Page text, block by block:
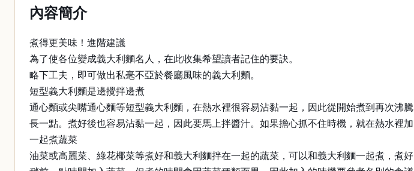
內容簡介
煮得更美味！進階建議
為了使各位變成義大利麵名人，在此收集希望讀者記住的要訣。
略下工夫，即可做出私毫不亞於餐廳風味的義大利麵。
短型義大利麵是邊攪拌邊煮
通心麵或尖嘴通心麵等短型義大利麵，在熱水裡很容易沾黏一起，因此從開始煮到再次
長一點。煮好後也容易沾黏一起，因此要馬上拌醬汁。如果擔心抓不住時機，就在熱水裡
一起煮蔬菜
油菜或高麗菜、綠花椰菜等煮好和義大利麵拌在一起的蔬菜，可以和義大利麵一起煮，